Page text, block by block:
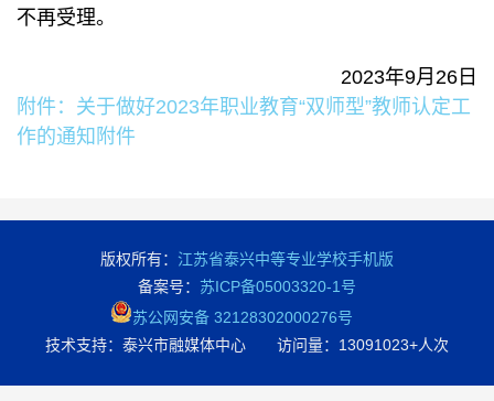
不再受理。
2023年9月26日
附件：关于做好2023年职业教育“双师型”教师认定工
作的通知附件
版权所有： 江苏省泰兴中等专业学校手机版
备案号： 苏ICP备05003320-1号
苏公网安备 32128302000276号
技术支持：泰兴市融媒体中心 访问量： 13091023+人次